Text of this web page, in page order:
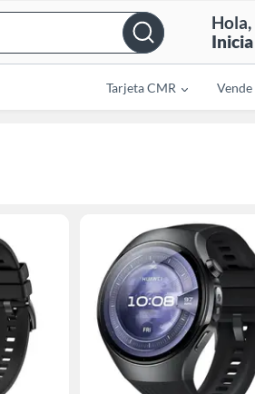
Hola,
Tarjeta CMR